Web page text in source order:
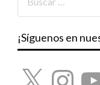
¡Síguenos en
X Instagram